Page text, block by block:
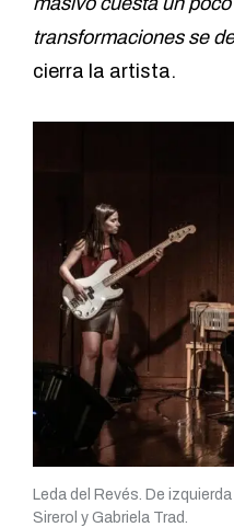
transformaciones se
cierra la artista.
Leda del Revés. De
Sirerol y Gabriela Trad.